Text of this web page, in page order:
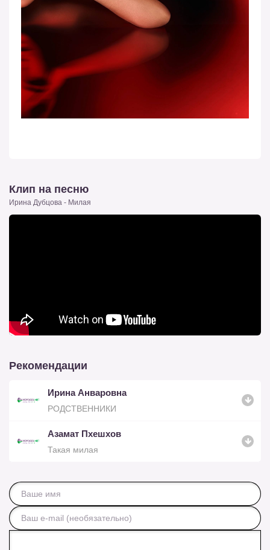
Клип на песню
Ирина Дубцова - Милая
Рекомендации
Ирина Анваровна
РОДСТВЕННИКИ
Азамат Пхешхов
Такая милая